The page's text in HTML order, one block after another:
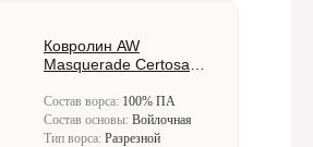
Ковролин AW
Masquerade Certosa
Состав ворса: 100% ПА
Состав основы: Войлочная
Тип ворса: Разрезной